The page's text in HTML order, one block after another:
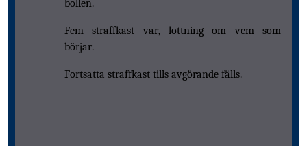
bollen.
Fem straffkast var, lottning om vem som
börjar.
Fortsatta straffkast tills avgörande fälls.
-